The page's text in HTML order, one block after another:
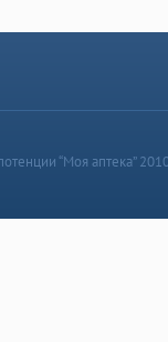
“Моя аптека”